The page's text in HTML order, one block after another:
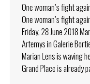
One woman’s fight
One woman’s fight
Friday, 28 June 2018
Artemys in Galerie
Marian Lens is waving
Grand Place is already